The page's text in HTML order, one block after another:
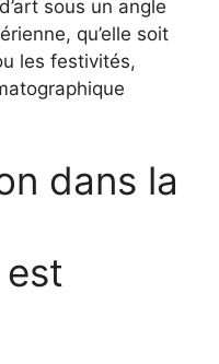
sous un angle
qu’elle soit
les festivités,
dans la